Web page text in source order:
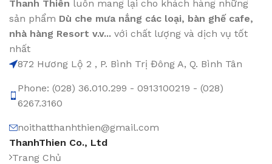
Thanh Thiên luôn mang lại cho khách hàng những
sản phẩm Dù che mưa nắng các loại, bàn ghế cafe,
nhà hàng Resort v.v... với chất lượng và dịch vụ tốt
nhất
872 Hương Lộ 2 , P. Bình Trị Đông A, Q. Bình Tân
Phone: (028) 36.010.299 - 0913100219 - (028)
6267.3160
noithatthanhthien@gmail.com
ThanhThien Co., Ltd
Trang Chủ